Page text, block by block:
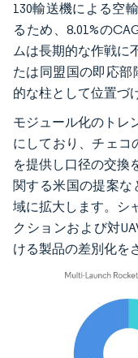
130輸送機による空
るため、8.01%の
ムは長期的な作戦に
たは同盟国の即応部
的な柱として位置づ
モジュール化のトレ
にしており、チェコ
を提供し口径の交換
関する米国の提案な
域に拡大します。シ
クションおよび対
ける製品の差別化を